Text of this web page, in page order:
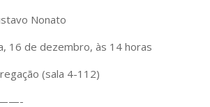
Nonato
16 de dezembro, às 14 horas
(sala 4-112)